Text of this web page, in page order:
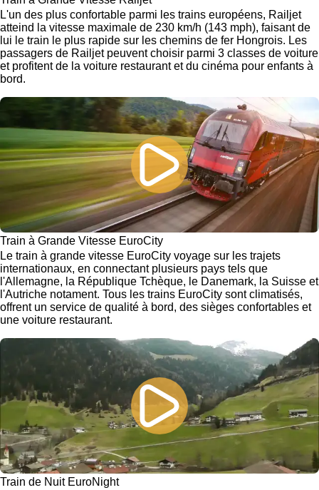
L'un des plus confortable parmi les trains européens, Railjet
atteind la vitesse maximale de 230 km/h (143 mph), faisant de
lui le train le plus rapide sur les chemins de fer Hongrois. Les
passagers de Railjet peuvent choisir parmi 3 classes de voiture
et profitent de la voiture restaurant et du cinéma pour enfants à
bord.
Train à Grande Vitesse EuroCity
Le train à grande vitesse EuroCity voyage sur les trajets
internationaux, en connectant plusieurs pays tels que
l'Allemagne, la République Tchèque, le Danemark, la Suisse et
l'Autriche notament. Tous les trains EuroCity sont climatisés,
offrent un service de qualité à bord, des sièges confortables et
une voiture restaurant.
Train de Nuit EuroNight